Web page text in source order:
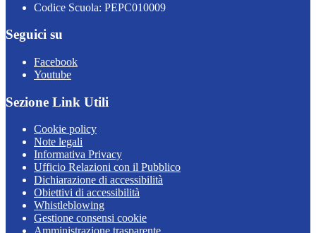
Codice Scuola: PEPC010009
Seguici su
Facebook
Youtube
Sezione Link Utili
Cookie policy
Note legali
Informativa Privacy
Ufficio Relazioni con il Pubblico
Dichiarazione di accessibilità
Obiettivi di accessibilità
Whistleblowing
Gestione consensi cookie